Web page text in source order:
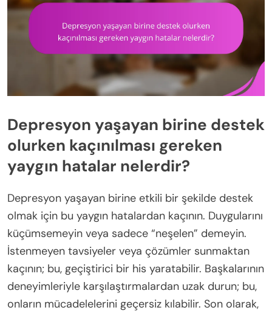
Depresyon yaşayan birine destek
olurken kaçınılması gereken
yaygın hatalar nelerdir?
Depresyon yaşayan birine etkili bir şekilde destek
olmak için bu yaygın hatalardan kaçının. Duygularını
küçümsemeyin veya sadece “neşelen” demeyin.
İstenmeyen tavsiyeler veya çözümler sunmaktan
kaçının; bu, geçiştirici bir his yaratabilir. Başkalarının
deneyimleriyle karşılaştırmalardan uzak durun; bu,
onların mücadelelerini geçersiz kılabilir. Son olarak,